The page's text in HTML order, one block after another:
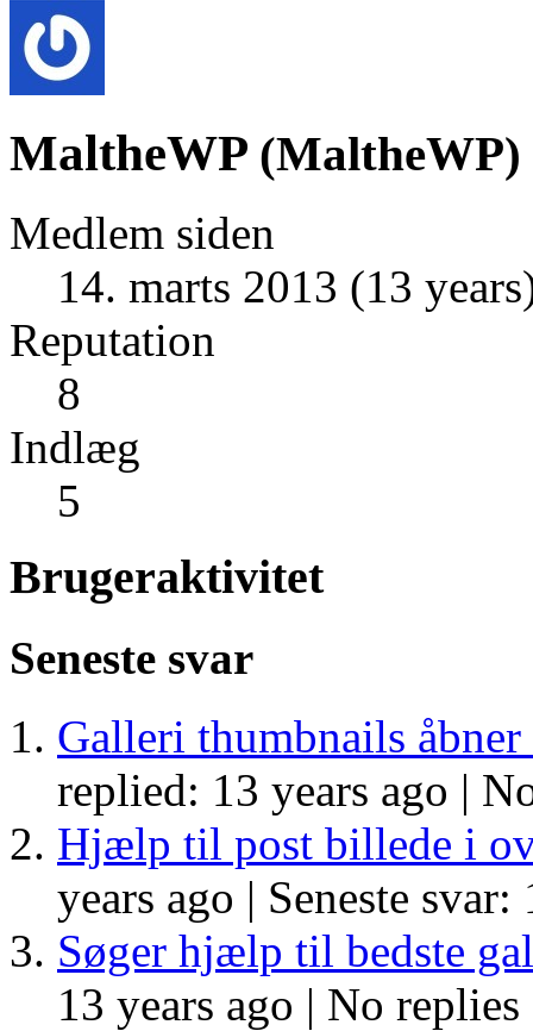
MaltheWP (MaltheWP)
Medlem siden
14. marts 2013 (13
Reputation
8
Indlæg
5
Brugeraktivitet
Seneste svar
Galleri thumbnails
replied: 13 years ago |
Hjælp til post billede i
years ago | Seneste svar:
Søger hjælp til bedste
13 years ago | No replies